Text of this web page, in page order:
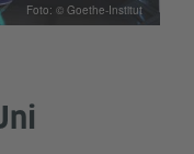
Foto: © Goethe-Institut